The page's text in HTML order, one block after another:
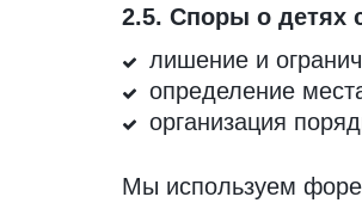
2.5. Споры о детях
лишение и
определение
организация
Мы используем